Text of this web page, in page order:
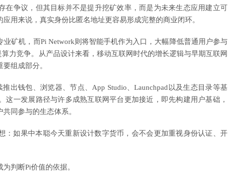
在争议，但其目标并不是提升挖矿效率，而是为未来生态应用建立可
用来说，真实身份比匿名地址更容易形成完整的商业闭环。
矿机，而Pi Network则将智能手机作为入口，大幅降低普通用户参与
力竞争。从产品设计来看，移动互联网时代的增长逻辑与早期互联网
组成部分。
出钱包、浏览器、节点、App Studio、Launchpad以及生态目录等基
一发展路径与许多成熟互联网平台更加接近，即先构建用户基础，
同参与的生态体系。
：如果中本聪今天重新设计数字货币，会不会更加重视身份认证、开
判断Pi价值的依据。